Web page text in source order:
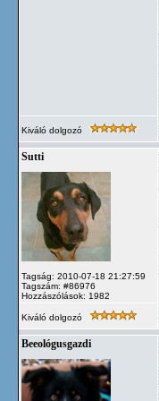
Kiváló dolgozó
Sutti
Tagság: 2010-07-18 21:27:59
Tagszám: #86976
Hozzászólások: 1982
Kiváló dolgozó
Beeológusgazdi